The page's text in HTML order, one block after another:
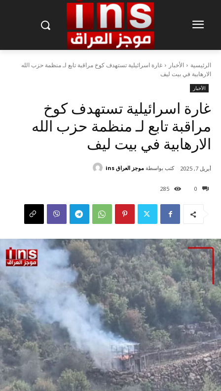
الرئيسية الأخبار
غارة اسرائيلية تستهدف كوخ مراقبة تابع لـ منظمة حزب الله
الارهابية في بيت ليف
الأخبار
غارة اسرائيلية تستهدف كوخ
مراقبة تابع لـ منظمة حزب الله
الارهابية في بيت ليف
0
285
أبريل 7, 2025 كتب بواسطة موجز العراق ins